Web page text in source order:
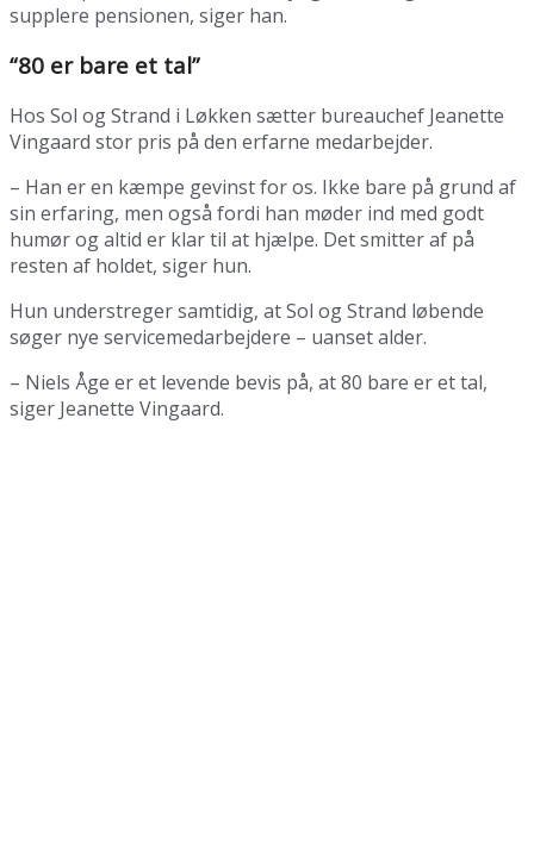
supplere pensionen, siger han.
“80 er bare et tal”
Hos Sol og Strand i Løkken sætter bureauchef Jeanette
Vingaard stor pris på den erfarne medarbejder.
– Han er en kæmpe gevinst for os. Ikke bare på grund af
sin erfaring, men også fordi han møder ind med godt
humør og altid er klar til at hjælpe. Det smitter af på
resten af holdet, siger hun.
Hun understreger samtidig, at Sol og Strand løbende
søger nye servicemedarbejdere – uanset alder.
– Niels Åge er et levende bevis på, at 80 bare er et tal,
siger Jeanette Vingaard.